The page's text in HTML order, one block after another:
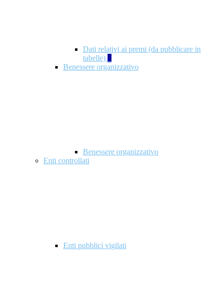
Dati relativi ai premi (da pubblicare in
tabelle) 5
Benessere organizzativo
Benessere organizzativo
Enti controllati
Enti pubblici vigilati